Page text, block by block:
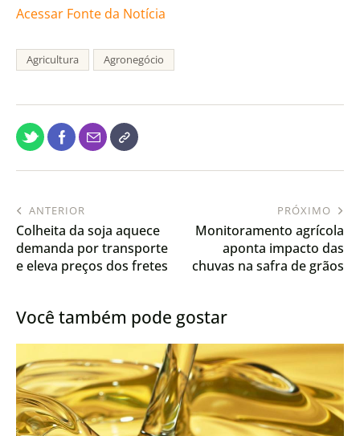
Acessar Fonte da Notícia
Agricultura Agronegócio
ANTERIOR
Colheita da soja aquece
demanda por transporte
e eleva preços dos fretes
PRÓXIMO
Monitoramento agrícola
aponta impacto das
chuvas na safra de grãos
Você também pode gostar